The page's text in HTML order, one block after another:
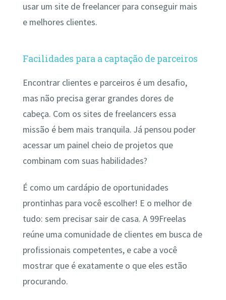
usar um site de freelancer para conseguir mais
e melhores clientes.
Facilidades para a captação de parceiros
Encontrar clientes e parceiros é um desafio,
mas não precisa gerar grandes dores de
cabeça. Com os sites de freelancers essa
missão é bem mais tranquila. Já pensou poder
acessar um painel cheio de projetos que
combinam com suas habilidades?
É como um cardápio de oportunidades
prontinhas para você escolher! E o melhor de
tudo: sem precisar sair de casa. A 99Freelas
reúne uma comunidade de clientes em busca de
profissionais competentes, e cabe a você
mostrar que é exatamente o que eles estão
procurando.